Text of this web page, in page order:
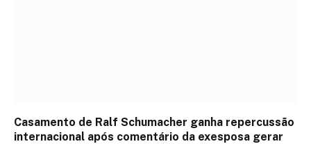
Casamento de Ralf Schumacher ganha repercussão
internacional após comentário da exesposa gerar